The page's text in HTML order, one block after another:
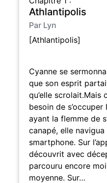
Athlantipolis
Par Lyn
[Athlantipolis]
Cyanne se
que son esprit
qu’elle scrolait.Mais
besoin de
ayant la flemme de
canapé, elle
smartphone. Sur
découvrit avec
parcouru encore
moyenne. Sur…